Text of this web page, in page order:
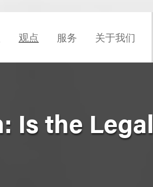
观点 服务 关于我们
Is the Legal